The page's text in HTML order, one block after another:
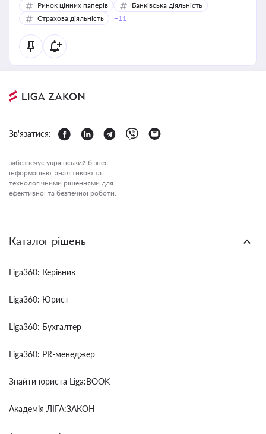
Ринок цінних паперів
Банківська діяльність
Страхова діяльність
+11
Зв'язатися:
забезпечує український бізнес
інформацією, аналітикою та
технологічними рішеннями для
ефективної та безпечної роботи.
Каталог рішень
Liga360: Керівник
Liga360: Юрист
Liga360: Бухгалтер
Liga360: PR-менеджер
Знайти юриста Liga:BOOK
Академія ЛІГА:ЗАКОН